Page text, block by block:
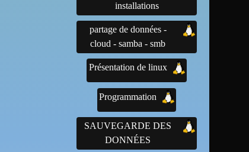
installations
partage de données -
cloud - samba - smb
Présentation de linux
Programmation
SAUVEGARDE DES
DONNÉES